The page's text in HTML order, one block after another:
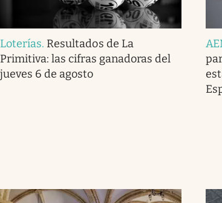
Loterías. Resultados de La
Primitiva: las cifras ganadoras del
jueves 6 de agosto